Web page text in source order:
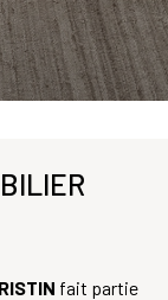
fait partie